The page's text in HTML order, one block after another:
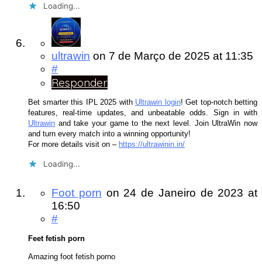
Loading...
ultrawin on 7 de Março de 2025 at 11:35
#
Responder
Bet smarter this IPL 2025 with Ultrawin login! Get top-notch betting
features, real-time updates, and unbeatable odds. Sign in with
Ultrawin and take your game to the next level. Join UltraWin now
and turn every match into a winning opportunity!
For more details visit on – https://ultrawinin.in/
Loading...
Foot porn on 24 de Janeiro de 2023 at
16:50
#
Feet fetish porn
Amazing foot fetish porno